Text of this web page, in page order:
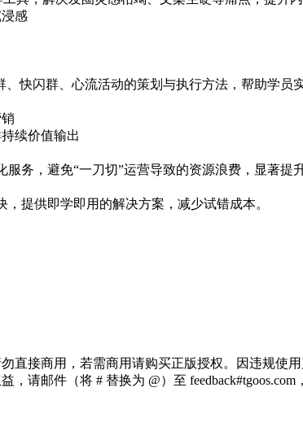
感
快闪群、心流活动的策划与执行方法，帮助学员
续价值输出
务，避免“一刀切”运营导致的资源浪费，显著提
提供即学即用的解决方案，减少试错成本。
直接商用，若需商用请购买正版授权。因违规使
请邮件（将 # 替换为 @）至